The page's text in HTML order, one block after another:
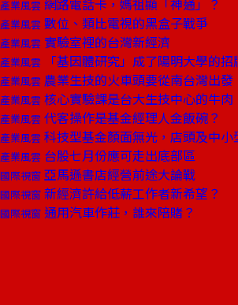
產業風雲 網路電話卡，媽祖顯「神通」？
產業風雲 數位、類比電視的黑盒子戰爭
產業風雲 實驗室裡的台灣新經濟
產業風雲 「基因體研究」成了陽明大學的招
產業風雲 農業生技的火車頭要從南台灣出發
產業風雲 核心實驗課是台大生技中心的牛肉
產業風雲 代客操作是基金經理人金飯碗？
產業風雲 科技型基金顏面無光，店頭及中
產業風雲 台股七月份應可走出底部區
國際視窗 亞馬遜書店經營前途大論戰
國際視窗 新經濟許給低薪工作者新希望？
國際視窗 通用汽車作莊，誰來陪賭？